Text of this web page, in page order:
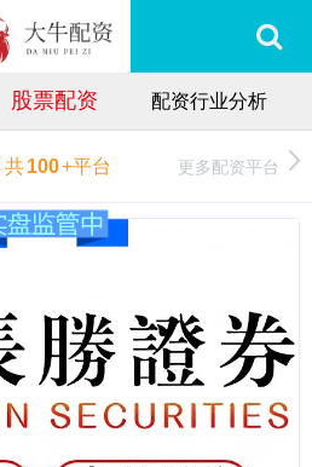
股票配资 配资行业分析
共100+平台 更多配资平台